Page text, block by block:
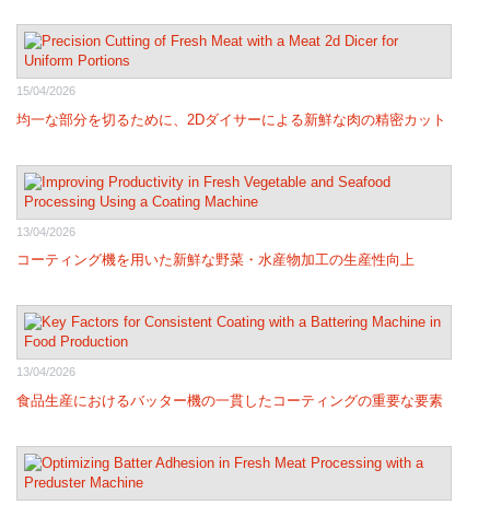
15/04/2026
均一な部分を切るために、2Dダイサーによる新鮮な肉の精密カット
13/04/2026
コーティング機を用いた新鮮な野菜・水産物加工の生産性向上
13/04/2026
食品生産におけるバッター機の一貫したコーティングの重要な要素